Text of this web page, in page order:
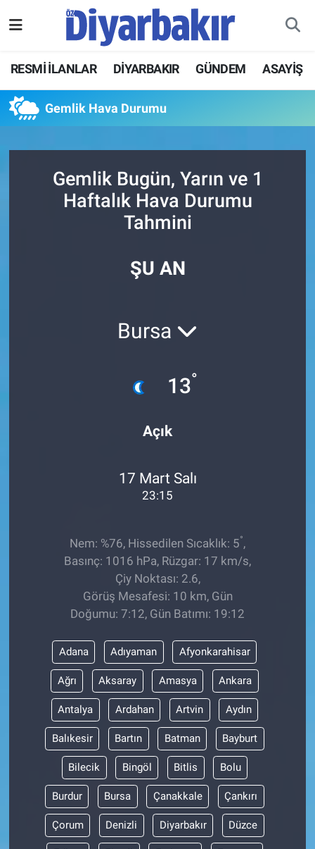
RESMİ İLANLAR DİYARBAKIR GÜNDEM ASAYİŞ
Gemlik Hava Durumu
Gemlik Bugün, Yarın ve 1
Haftalık Hava Durumu
Tahmini
ŞU AN
Bursa
13°
Açık
17 Mart Salı
23:15
Nem: %76, Hissedilen Sıcaklık: 5°,
Basınç: 1016 hPa, Rüzgar: 17 km/s,
Çiy Noktası: 2.6,
Görüş Mesafesi: 10 km, Gün
Doğumu: 7:12, Gün Batımı: 19:12
Adana Adıyaman Afyonkarahisar
Ağrı Aksaray Amasya Ankara
Antalya Ardahan Artvin Aydın
Balıkesir Bartın Batman Bayburt
Bilecik Bingöl Bitlis Bolu
Burdur Bursa Çanakkale Çankırı
Çorum Denizli Diyarbakır Düzce
ASAYİŞ
DİYARBAKIR
GÜNDEM
Hava Durumu
Namaz Vakitleri
Süper Lig Puan Durumu ve Fikstür
Son Dakika Haberleri